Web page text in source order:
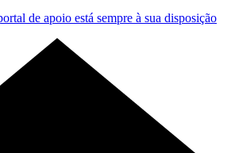
de apoio está sempre à sua disposição